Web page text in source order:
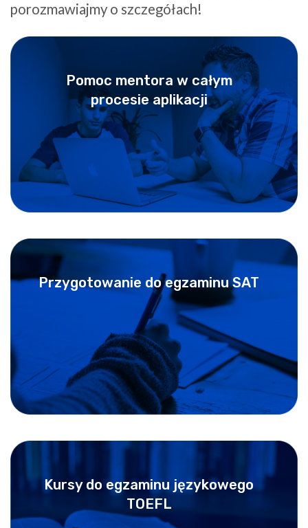
porozmawiajmy o szczegółach!
Pomoc mentora w całym
procesie aplikacji
Przygotowanie do egzaminu SAT
Kursy do egzaminu językowego
TOEFL